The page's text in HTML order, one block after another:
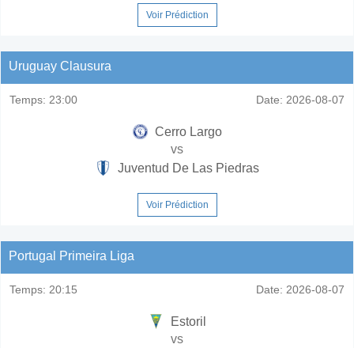
Voir Prédiction
Uruguay Clausura
Temps: 23:00 Date: 2026-08-07
Cerro Largo
vs
Juventud De Las Piedras
Voir Prédiction
Portugal Primeira Liga
Temps: 20:15 Date: 2026-08-07
Estoril
vs